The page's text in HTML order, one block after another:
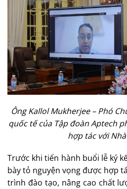
Ông Kallol Mukherjee – Phó
quốc tế của Tập đoàn Aptech
hợp tác với
Trước khi tiến hành buổi lễ ký
bày tỏ nguyện vọng được hợp
trình đào tạo, nâng cao chất